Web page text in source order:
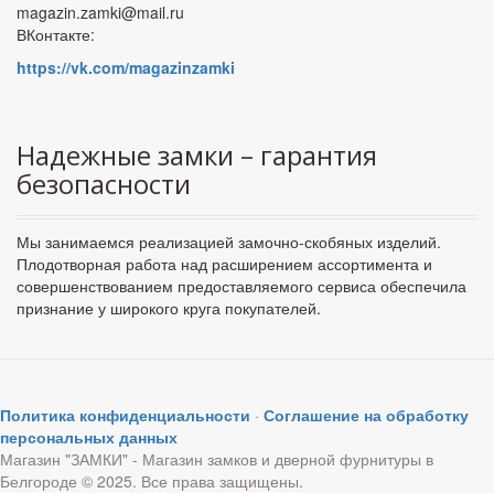
magazin.zamki@mail.ru
ВКонтакте:
https://vk.com/magazinzamki
Надежные замки – гарантия
безопасности
Мы занимаемся реализацией замочно-скобяных изделий.
Плодотворная работа над расширением ассортимента и
совершенствованием предоставляемого сервиса обеспечила
признание у широкого круга покупателей.
Политика конфиденциальности · Соглашение на обработку
персональных данных
Магазин "ЗАМКИ" - Магазин замков и дверной фурнитуры в
Белгороде © 2025. Все права защищены.